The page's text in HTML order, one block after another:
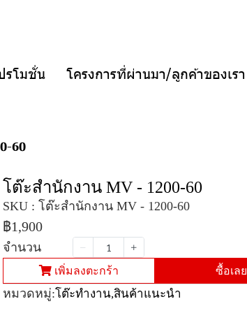
รโมชั่น โครงการที่ผ่านมา/ลูกค้าของเรา
60
โต๊ะสำนักงาน MV - 1200-60
SKU : โต๊ะสำนักงาน MV - 1200-60
฿1,900
จำนวน
เพิ่มลงตะกร้า ซื้อเลย
หมวดหมู่:โต๊ะทำงาน,สินค้าแนะนำ